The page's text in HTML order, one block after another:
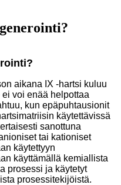
aikana IX -hartsi kuluu
ei voi enää helpottaa
kun epäpuhtausionit
käytettävissä
sanottuna
tai kationiset
käytettyyn
käyttämällä kemiallista
prosessi ja käytetyt
prosessitekijöistä.